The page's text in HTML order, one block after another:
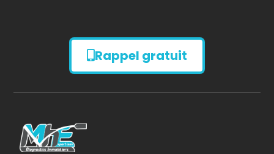
Diagnostic
AMIANTE
Rappel gratuit